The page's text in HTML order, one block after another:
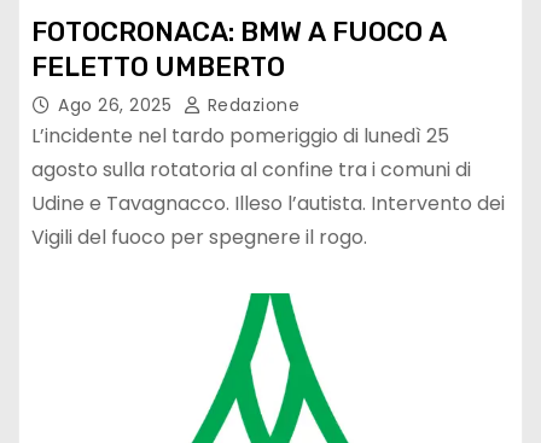
FOTOCRONACA: BMW A FUOCO A
FELETTO UMBERTO
Ago 26, 2025 Redazione
L’incidente nel tardo pomeriggio di lunedì 25
agosto sulla rotatoria al confine tra i comuni di
Udine e Tavagnacco. Illeso l’autista. Intervento dei
Vigili del fuoco per spegnere il rogo.